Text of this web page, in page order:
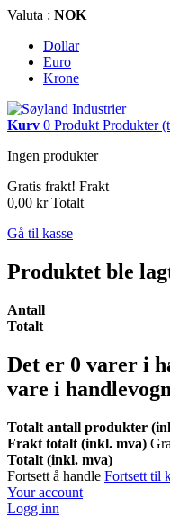
Valuta : NOK
Dollar
Euro
Krone
Kurv 0 Produkt Produkter
Ingen produkter
Gratis frakt! Frakt
0,00 kr Totalt
Gå til kasse
Produktet ble
Antall
Totalt
Det er 0 varer i
vare i
Totalt antall produkter
Frakt totalt (inkl. mva)
Totalt (inkl. mva)
Fortsett å handle Fortsett til
Your account
Logg inn